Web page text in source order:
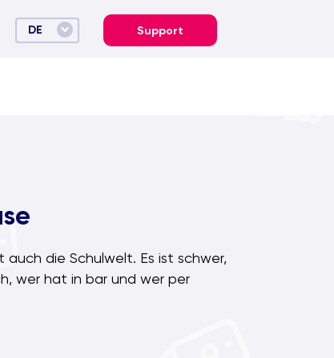
DE Support
die Schulwelt. Es ist schwer,
wer hat in bar und wer per